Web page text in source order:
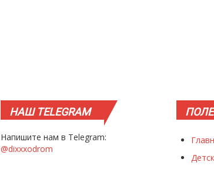
НАШTELEGRAM
Напишите нам в Telegram:
@dixxxodrom